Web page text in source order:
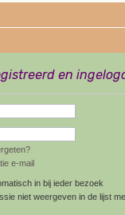
en
e-mail
in bij ieder bezoek
niet weergeven in de lijst